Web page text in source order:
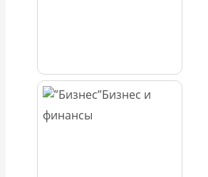
Бизнес и
финансы